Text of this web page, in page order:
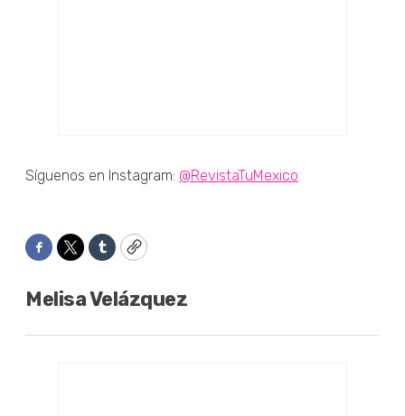
Síguenos en Instagram: @RevistaTuMexico
Facebook
TwitterTumblrCopy
Melisa Velázquez